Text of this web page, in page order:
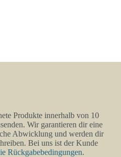
Produkte innerhalb von 10
Wir garantieren dir eine
Abwicklung und werden dir
Bei uns ist der Kunde
Rückgabebedingungen.